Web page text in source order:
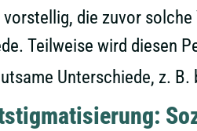
die zuvor
Teilweise wird diesen
Unterschiede, z.